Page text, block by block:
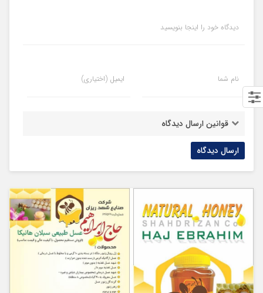
دیدگاه خود را اینجا بنویسید
نام شما ایمیل (اختیاری)
قوانین ارسال دیدگاه